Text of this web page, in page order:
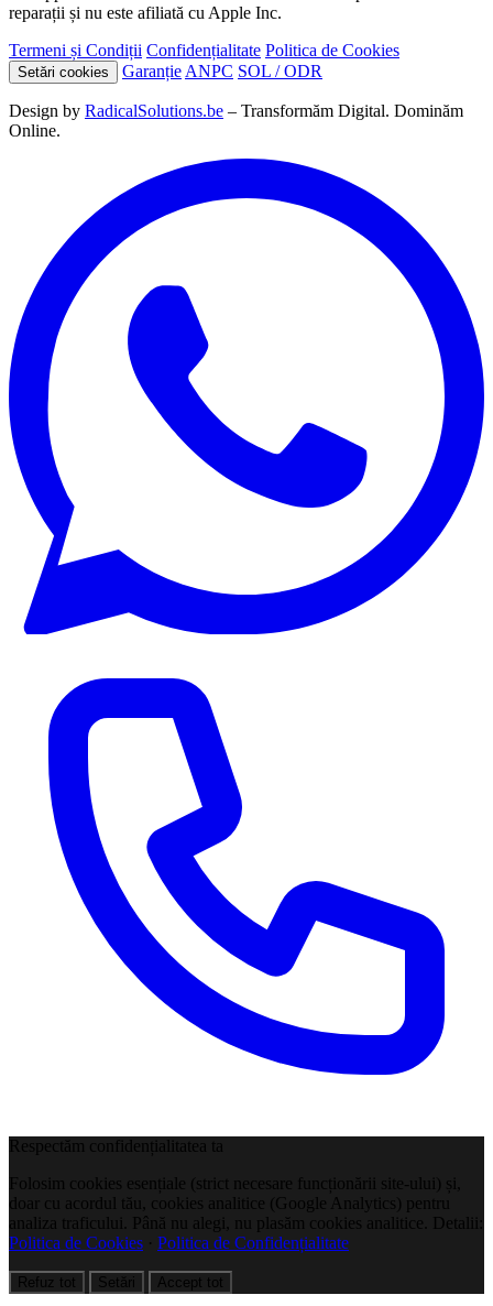
reparații și nu este afiliată cu Apple Inc.
Termeni și Condiții Confidențialitate Politica de Cookies
Setări cookies Garanție ANPC SOL / ODR
Design by RadicalSolutions.be – Transformăm Digital. Dominăm
Online.
Respectăm confidențialitatea ta
Folosim cookies esențiale (strict necesare funcționării site-ului) și,
doar cu acordul tău, cookies analitice (Google Analytics) pentru
analiza traficului. Până nu alegi, nu plasăm cookies analitice. Detalii:
Politica de Cookies · Politica de Confidențialitate
Refuz tot Setări Accept tot